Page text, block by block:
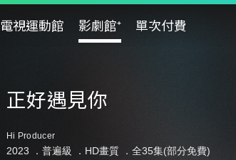
電視運動館 影劇館⁺ 單次付費
正好遇見你
Hi Producer
2023 ． 普遍級 ．HD畫質 ．全35集(部分免費)